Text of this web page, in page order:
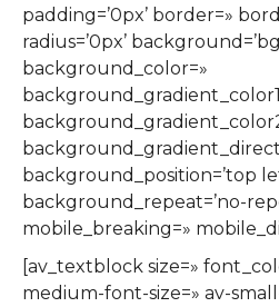
padding=’0px’ border=»
radius=’0px’
background_color=»
background_position=’top
background_repeat=’no-
mobile_breaking=»
[av_textblock size=»
medium-font-size=» av-